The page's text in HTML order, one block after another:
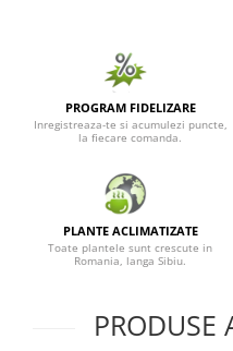
PROGRAM FIDELIZARE
Inregistreaza-te si acumulezi puncte,
la fiecare comanda.
PLANTE ACLIMATIZATE
Toate plantele sunt crescute in
Romania, langa Sibiu.
PRODUSE